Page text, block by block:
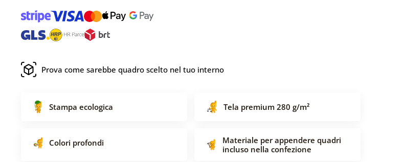
Prova come sarebbe quadro scelto nel tuo interno
Stampa ecologica Tela premium 280 g/m²
Colori profondi
Materiale per appendere quadri
incluso nella confezione